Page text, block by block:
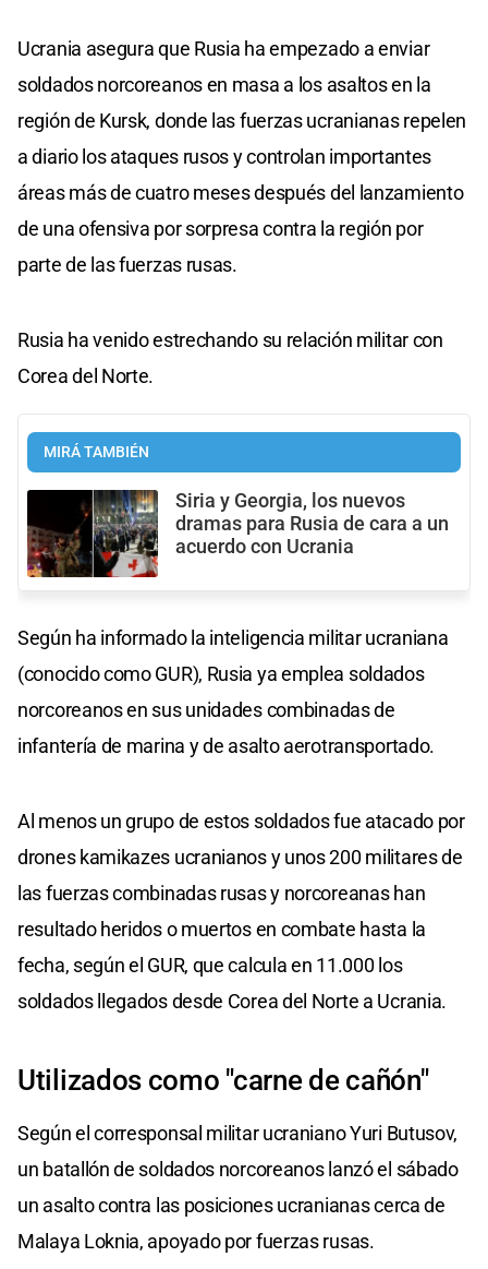
Ucrania asegura que Rusia ha empezado a enviar
soldados norcoreanos en masa a los asaltos en la
región de Kursk, donde las fuerzas ucranianas repelen
a diario los ataques rusos y controlan importantes
áreas más de cuatro meses después del lanzamiento
de una ofensiva por sorpresa contra la región por
parte de las fuerzas rusas.
Rusia ha venido estrechando su relación militar con
Corea del Norte.
MIRÁ TAMBIÉN
Siria y Georgia, los nuevos
dramas para Rusia de cara a un
acuerdo con Ucrania
Según ha informado la inteligencia militar ucraniana
(conocido como GUR), Rusia ya emplea soldados
norcoreanos en sus unidades combinadas de
infantería de marina y de asalto aerotransportado.
Al menos un grupo de estos soldados fue atacado por
drones kamikazes ucranianos y unos 200 militares de
las fuerzas combinadas rusas y norcoreanas han
resultado heridos o muertos en combate hasta la
fecha, según el GUR, que calcula en 11.000 los
soldados llegados desde Corea del Norte a Ucrania.
Utilizados como "carne de cañón"
Según el corresponsal militar ucraniano Yuri Butusov,
un batallón de soldados norcoreanos lanzó el sábado
un asalto contra las posiciones ucranianas cerca de
Malaya Loknia, apoyado por fuerzas rusas.